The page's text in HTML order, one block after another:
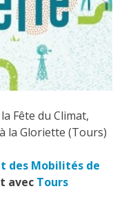
Fête du Climat,
la Gloriette (Tours)
des Mobilités de
avec Tours